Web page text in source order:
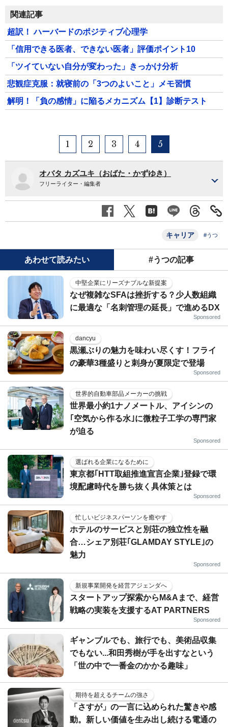
関連記事
超訳！ ハーバードのポジティブ心理学
「信用できる医者、できない医者」評価ポイント10
「ツイていない自分が変わった」きっかけ分析
悲観症克服：就寝前の「3つのよいこと」メモ習慣
解明！「負の感情」に陥るメカニズム【1】診断テスト
1 2 3 4 5
オバタ カズユキ（おばた・かずゆき）
フリーライター・編集者
キャリア #うつ
あわせて読みたい #うつの記事
中堅企業にリーズナブルな新提案
なぜ複雑なSFAは挫折する？少人数組織
に最適な「名刺管理の延長」で進めるDX
Sponsored
dancyu
黒瀬ぶりの魅力を味わい尽くす！フライ
の豪華3種盛りと刺身が夏限定で登場
Sponsored
世界的自動車部品メーカーの挑戦
世界最小約1ナノメートル、アイシンの
｢空気から作る水｣に微粒子工学の専門家
が迫る
Sponsored
選ばれる企業になるために
東京都｢HTT取組推進宣言企業｣登録で環
境配慮時代を勝ち抜く具体策とは
Sponsored
忙しいビジネスパーソンを癒やす
ホテルのサービスと別荘の独立性を融
合…シェア別荘｢GLAMDAY STYLE｣の
魅力
Sponsored
新規事業開発を経営アジェンダへ
スタートアップ探索からM&Aまで、経営
戦略の実装を支援するAT PARTNERS
Sponsored
ギャンブルでも、旅行でも、美術品収集
でもない...和田秀樹が手を出すなという
「世の中で一番金のかかる趣味」
期待を超えるチームの強さ
「さすが」の一言に込められた驚きや感
動。新しい価値を生み出し続ける電通の